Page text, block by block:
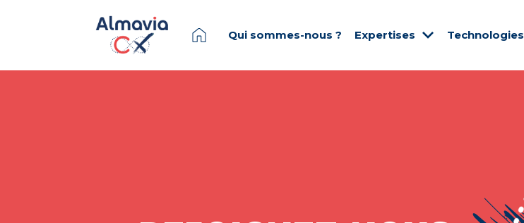
Qui sommes-nous ? Expertises Technologies